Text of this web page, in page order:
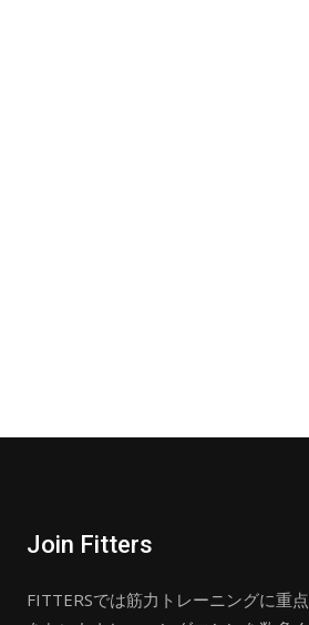
Join Fitters
FITTERSでは筋力トレーニングに重点